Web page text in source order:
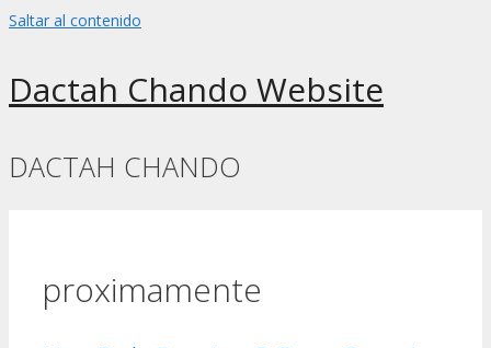
Saltar al contenido
Dactah Chando Website
DACTAH CHANDO
proximamente